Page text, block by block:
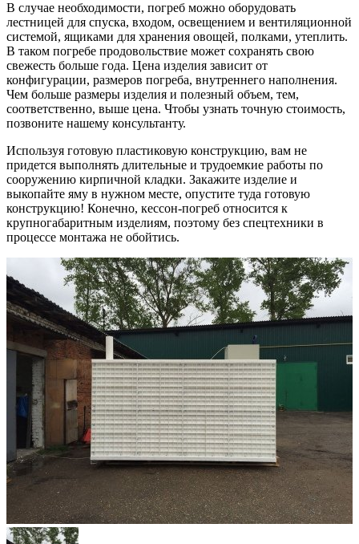
В случае необходимости, погреб можно оборудовать
лестницей для спуска, входом, освещением и вентиляционной
системой, ящиками для хранения овощей, полками, утеплить.
В таком погребе продовольствие может сохранять свою
свежесть больше года. Цена изделия зависит от
конфигурации, размеров погреба, внутреннего наполнения.
Чем больше размеры изделия и полезный объем, тем,
соответственно, выше цена. Чтобы узнать точную стоимость,
позвоните нашему консультанту.
Используя готовую пластиковую конструкцию, вам не
придется выполнять длительные и трудоемкие работы по
сооружению кирпичной кладки. Закажите изделие и
выкопайте яму в нужном месте, опустите туда готовую
конструкцию! Конечно, кессон-погреб относится к
крупногабаритным изделиям, поэтому без спецтехники в
процессе монтажа не обойтись.